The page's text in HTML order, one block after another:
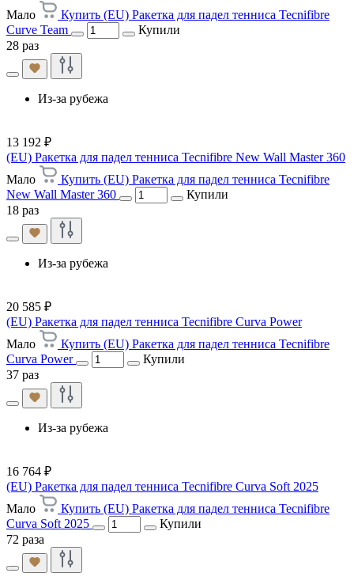
Мало
Купить (EU) Ракетка для падел тенниса Tecnifibre
Curve Team
Купили
28 раз
Из-за рубежа
13 192 ₽
(EU) Ракетка для падел тенниса Tecnifibre New Wall Master 360
Мало
Купить (EU) Ракетка для падел тенниса Tecnifibre
New Wall Master 360
Купили
18 раз
Из-за рубежа
20 585 ₽
(EU) Ракетка для падел тенниса Tecnifibre Curva Power
Мало
Купить (EU) Ракетка для падел тенниса Tecnifibre
Curva Power
Купили
37 раз
Из-за рубежа
16 764 ₽
(EU) Ракетка для падел тенниса Tecnifibre Curva Soft 2025
Мало
Купить (EU) Ракетка для падел тенниса Tecnifibre
Curva Soft 2025
Купили
72 раза